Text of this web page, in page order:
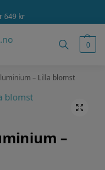
649 kr
0
– Lilla blomst
–